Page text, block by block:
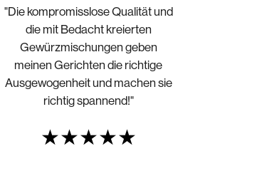
"Die kompromisslose Qualität und
die mit Bedacht kreierten
Gewürzmischungen geben
meinen Gerichten die richtige
Ausgewogenheit und machen sie
richtig spannend!"